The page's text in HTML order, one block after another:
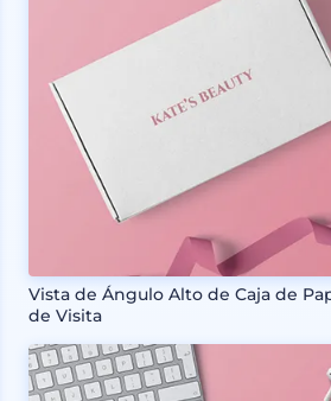
Vista de Ángulo Alto de Caja de
de Visita